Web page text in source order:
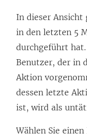
In dieser
in den letzten 5
durchgeführt
Benutzer, der in
Aktion
dessen letzte
ist, wird als
Wählen Sie